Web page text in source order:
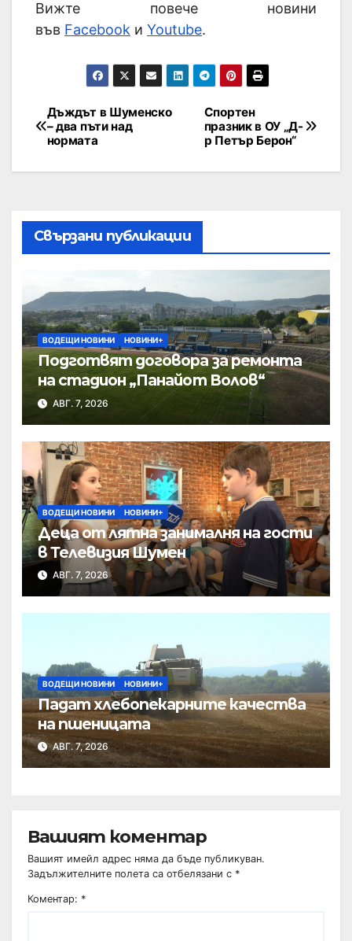
Вижте повече новини
във Facebook и Youtube.
Спортен
празник в ОУ „Д-
р Петър Берон“
Дъждът в Шуменско
– два пъти над
нормата
Свързани публикации
ВОДЕЩИ НОВИНИ НОВИНИ+
Подготвят договора за ремонта
на стадион „Панайот Волов“
АВГ. 7, 2026
ВОДЕЩИ НОВИНИ НОВИНИ+
Деца от лятна занималня на гости
в Телевизия Шумен
АВГ. 7, 2026
ВОДЕЩИ НОВИНИ НОВИНИ+
Падат хлебопекарните качества
на пшеницата
АВГ. 7, 2026
Вашият коментар
Вашият имейл адрес няма да бъде публикуван.
Задължителните полета са отбелязани с *
Коментар: *